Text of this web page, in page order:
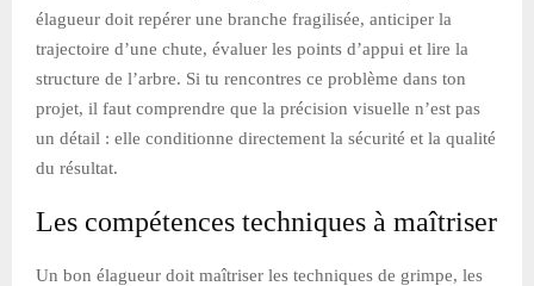
élagueur doit repérer une branche fragilisée, anticiper la
trajectoire d’une chute, évaluer les points d’appui et lire la
structure de l’arbre. Si tu rencontres ce problème dans ton
projet, il faut comprendre que la précision visuelle n’est pas
un détail : elle conditionne directement la sécurité et la qualité
du résultat.
Les compétences techniques à maîtriser
Un bon élagueur doit maîtriser les techniques de grimpe, les